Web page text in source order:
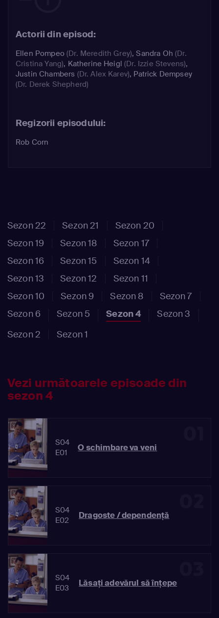
Actorii din episod:
Ellen Pompeo(Dr. Meredith Grey),Sandra Oh (Dr.
Cristina Yang), Katherine Heigl (Dr. Izzie Stevens),
Justin Chambers (Dr. Alex Karev), Patrick Dempsey
(Dr. Derek Shepherd)
Regizorii episodului:
Rob Corn
Sezon 22 Sezon 21
Sezon 20
Sezon 19
Sezon 18
Sezon 17
Sezon 16
Sezon 15
Sezon 14
Sezon 13
Sezon 12
Sezon 11
Sezon 10
Sezon 9 Sezon 8
Sezon 7
Sezon 6
Sezon 5 Sezon 4
Sezon 3
Sezon 2
Sezon 1
Vezi următoarele episoade din
sezon 4
S04
E01
O schimbare va veni
S04
E02
Dragoste / dependenţă
S04
E03
Lăsaţi adevărul să înţepe